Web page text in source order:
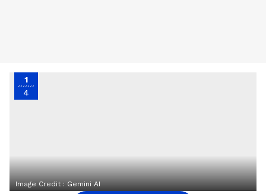
1
4
Image Credit :Gemini AI